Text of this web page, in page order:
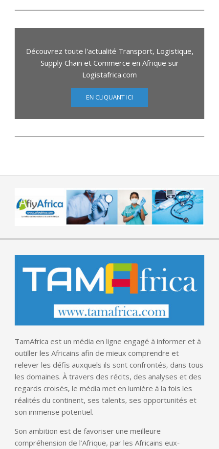
Découvrez toute l'actualité Transport, Logistique,
Supply Chain et Commerce en Afrique sur
Logistafrica.com
EN CLIQUANT ICI
TamAfrica est un média en ligne engagé à informer et à
outiller les Africains afin de mieux comprendre et
relever les défis auxquels ils sont confrontés, dans tous
les domaines. À travers des récits, des analyses et des
regards croisés, le média met en lumière à la fois les
réalités du continent, ses talents, ses opportunités et
son immense potentiel.
Son ambition est de favoriser une meilleure
compréhension de l’Afrique, par les Africains eux-